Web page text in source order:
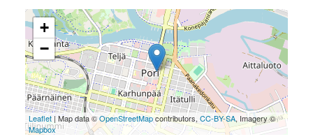
+
−
Leaflet| Map data ©OpenStreetMapcontributors,CC-BY-SA, Imagery ©
Mapbox